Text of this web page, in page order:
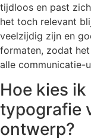
tijdloos en past
het toch relevant
veelzijdig zijn en
formaten, zodat
alle communicatie-
Hoe kies
typografie
ontwerp?